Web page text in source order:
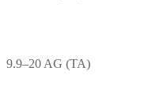
9.9–20 AG (TA)